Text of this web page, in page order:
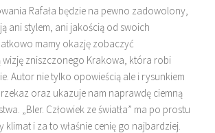
Rafała będzie na pewno zadowolony,
ani stylem, ani jakością od swoich
mamy okazję zobaczyć
zniszczonego Krakowa, która robi
Autor nie tylko opowieścią ale i rysunkiem
oraz ukazuje nam naprawdę ciemną
„Bler. Człowiek ze światła” ma po prostu
i za to właśnie cenię go najbardziej.